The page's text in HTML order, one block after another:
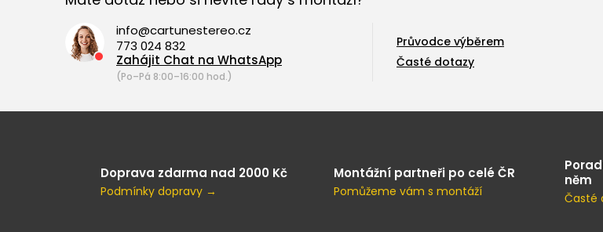
info@cartunestereo.cz
773 024 832
Zahájit Chat na WhatsApp
(Po–Pá 8:00–16:00 hod.)
Průvodce výběrem
Časté dotazy
Doprava zdarma nad 2000 Kč
Podmínky dopravy →
Montážní partneři po celé ČR
Pomůžeme vám s montáží
něm
Časté